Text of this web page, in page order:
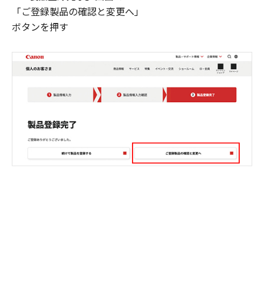
「ご登録製品の確認と変更へ」
ボタンを押す